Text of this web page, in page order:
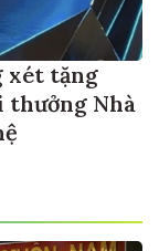
xét tặng
thưởng Nhà